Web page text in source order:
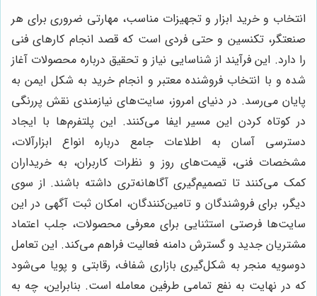
انتخاب و خرید ابزار و تجهیزات مناسب، مهارتی ضروری برای هر
صنعتگر، تکنسین و حتی فردی است که قصد انجام کارهای فنی
را دارد. این فرآیند از شناسایی نیاز و تحقیق درباره محصولات آغاز
شده و با انتخاب فروشنده معتبر و انجام خرید به شکل ایمن به
پایان می‌رسد. در دنیای امروز، سایت‌های نیازمندی نقش پررنگی
در کوتاه کردن این مسیر ایفا می‌کنند. این پلتفرم‌ها با ایجاد
دسترسی آسان به اطلاعات جامع درباره انواع ابزارآلات،
مشخصات فنی، قیمت‌های روز و نظرات کاربران، به خریداران
کمک می‌کنند تا تصمیم‌گیری آگاهانه‌تری داشته باشند. از سوی
دیگر، برای فروشندگان و تامین‌کنندگان، امکان ثبت آگهی در این
سایت‌ها فرصتی استثنایی برای معرفی محصولات، جلب اعتماد
مشتریان جدید و گسترش دامنه فعالیت فراهم می‌کند. این تعامل
دوسویه منجر به شکل‌گیری بازاری شفاف، رقابتی و پویا می‌شود
که در نهایت به نفع تمامی طرفین معامله است. بنابراین، چه به